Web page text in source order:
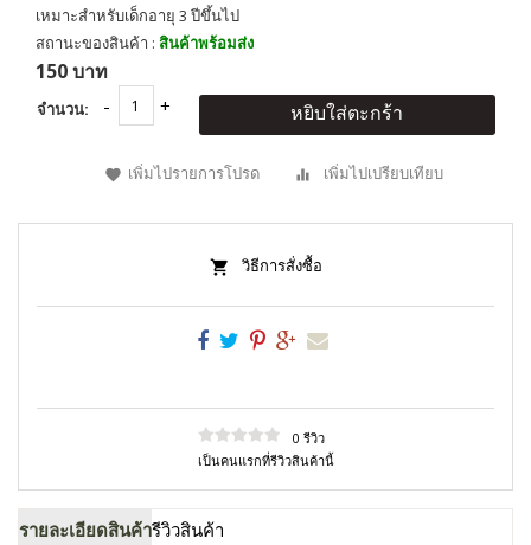
เหมาะสำหรับเด็กอายุ 3 ปีขึ้นไป
สถานะของสินค้า : สินค้าพร้อมส่ง
150 บาท
จำนวน: หยิบใส่ตะกร้า
เพิ่มไปรายการโปรด เพิ่มไปเปรียบเทียบ
วิธีการสั่งซื้อ
0 รีวิว
เป็นคนแรกที่รีวิวสินค้านี้
รายละเอียดสินค้ารีวิวสินค้า